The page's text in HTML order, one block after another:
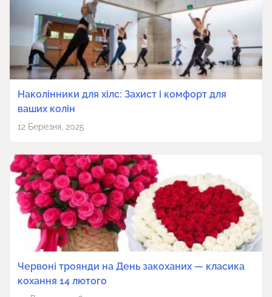
Наколінники для хілс: Захист і комфорт для
ваших колін
12 Березня, 2025
Червоні троянди на День закоханих — класика
кохання 14 лютого